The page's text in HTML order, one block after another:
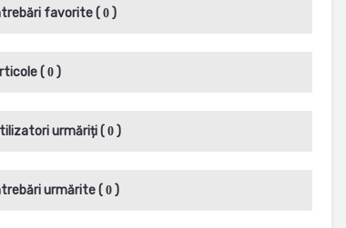
favorite( 0)
( 0)
urmăriți( 0)
urmărite( 0)